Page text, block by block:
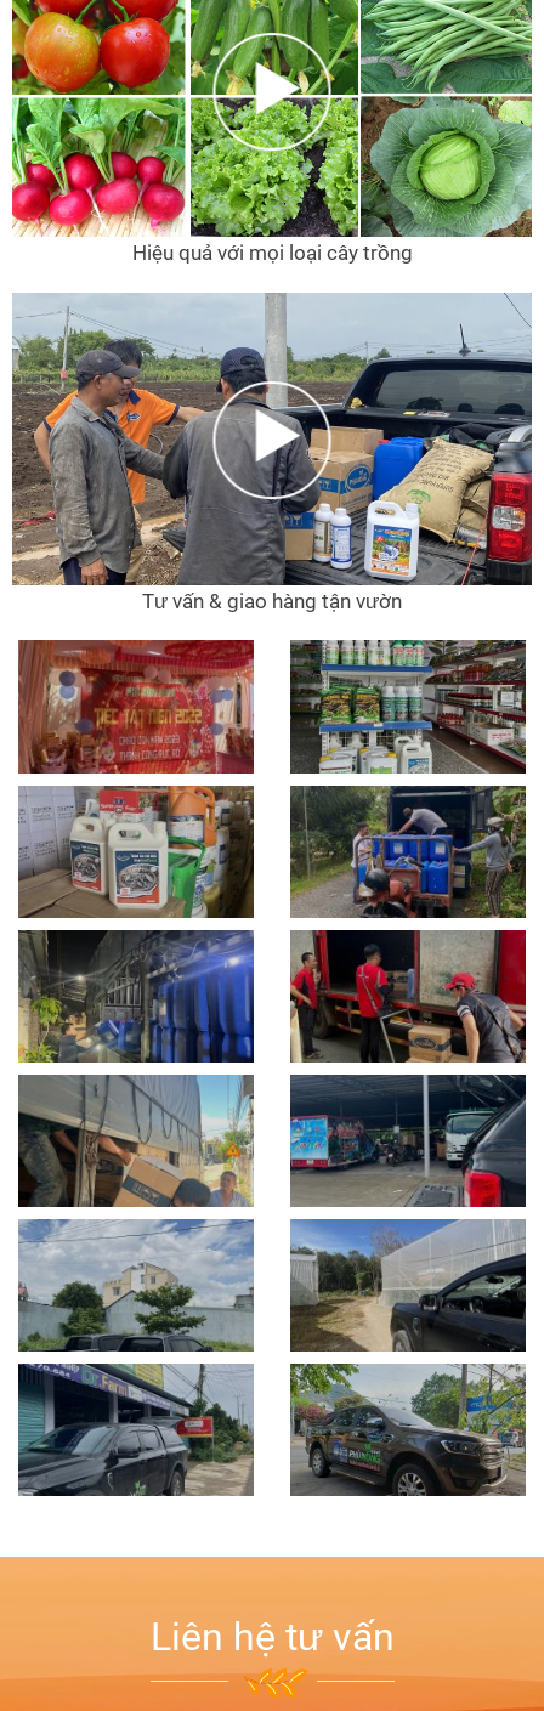
Hiệu quả với mọi loại cây trồng
Tư vấn & giao hàng tận vườn
Liên hệ tư vấn